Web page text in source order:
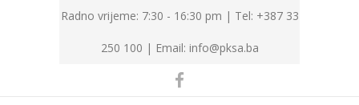
Radno vrijeme: 7:30 - 16:30 pm | Tel: +387 33
250 100 | Email: info@pksa.ba